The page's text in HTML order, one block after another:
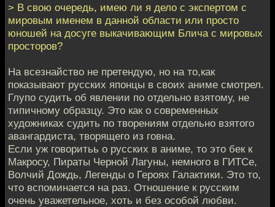
> В свою очередь, имею ли я дело с экспертом с
мировым именем в данной области или просто
юношей на досуге выкачивающим Блича с мировых
просторов?
На всезнайство не претендую, но на то,как
показывают русских японцы в своих аниме смотрел.
Глупо судить об явлении по отдельно взятому, не
типичному образцу. Это как о современных
художниках судить по творениям отдельно взятого
авангардиста, творящего из говна.
Если уж говоритьь о русских в аниме, то это бек к
Макросу, Пираты Черной Лагуны, немного в ГИТСе,
Волчий Дождь, Легенды о Героях Галактики. Это то,
что вспоминается на раз. Отношение к русским
очень уважетельное, хоть и без особой любви.